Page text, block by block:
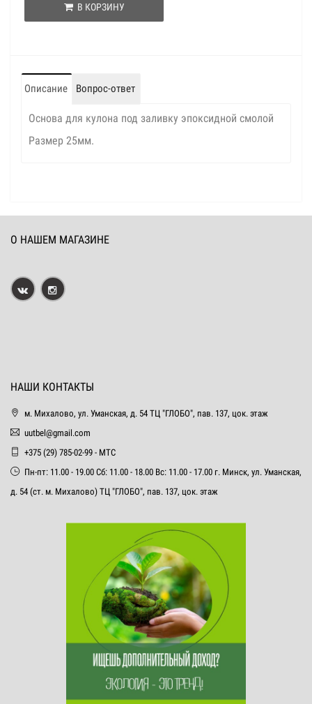
В КОРЗИНУ
Описание Вопрос-ответ
Основа для кулона под заливку эпоксидной смолой
Размер 25мм.
О НАШЕМ МАГАЗИНЕ
НАШИ КОНТАКТЫ
м. Михалово, ул. Уманская, д. 54 ТЦ "ГЛОБО", пав. 137, цок. этаж
uutbel@gmail.com
+375 (29) 785-02-99 - МТС
Пн-пт: 11.00 - 19.00 Сб: 11.00 - 18.00 Вс: 11.00 - 17.00 г. Минск, ул. Уманская,
д. 54 (ст. м. Михалово) ТЦ "ГЛОБО", пав. 137, цок. этаж